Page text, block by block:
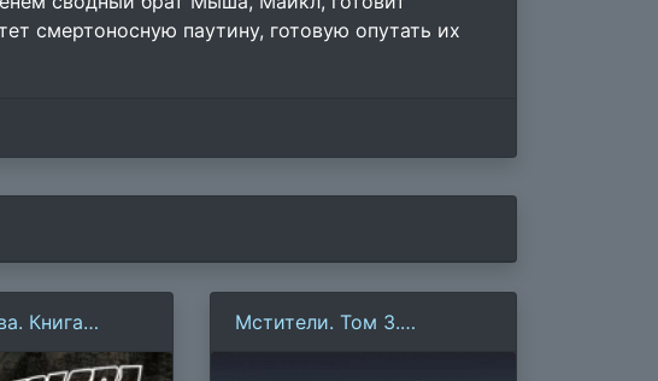
смертоносную паутину, готовую опутать их
Книга
Мстители. Том 3.